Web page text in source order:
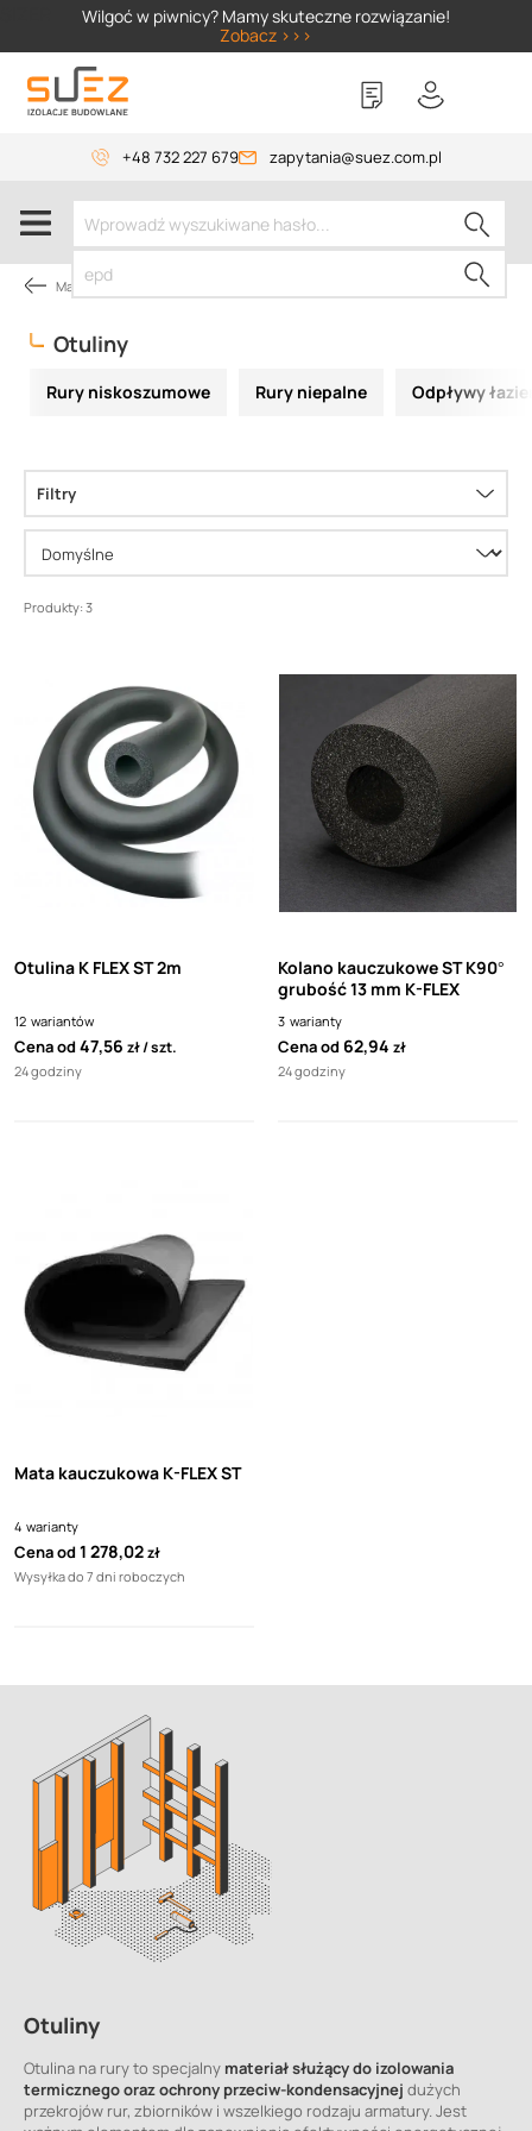
Wilgoć w piwnicy? Mamy skuteczne rozwiązanie!
Zobacz >>>
+48 732 227 679 zapytania@suez.com.pl
Materiały instalacyjne
Rury niskoszumowe Rury niepalne Odpływy
Otuliny
Filtry
Produkty: 3
Otulina K FLEX ST 2m
12 wariantów
Cena od47,56 zł szt.
24 godziny
Kolano kauczukowe ST K90°
grubość 13 mm K-FLEX
3 warianty
Cena od 62,94 zł
24 godziny
Mata kauczukowa K-FLEX ST
4 warianty
Cena od1 278,02zł
Wysyłka do 7 dni roboczych
Otuliny
Otulina na rury to specjalny materiał służący do izolowania
termicznego oraz ochrony przeciw-kondensacyjnej dużych
przekrojów rur, zbiorników i wszelkiego rodzaju armatury. Jest